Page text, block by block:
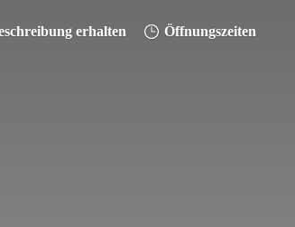
erhalten Öffnungszeiten